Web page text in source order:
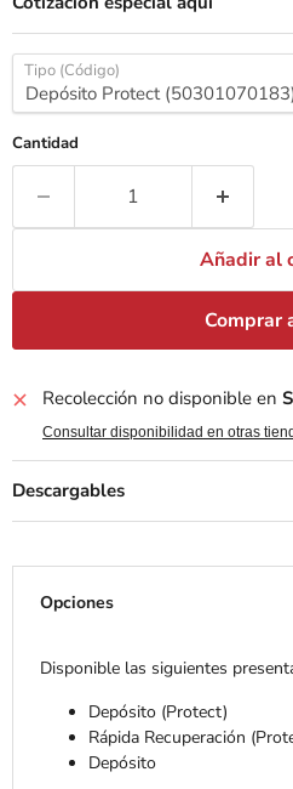
Tipo (Código)
Cantidad
Añadir al
Comprar
Recolección no disponible en
Consultar disponibilidad en otras
Descargables
Opciones
Disponible las siguientes
Depósito (Protect)
Rápida Recuperación
Depósito